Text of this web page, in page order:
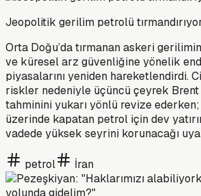
Jeopolitik gerilim petrolü
Orta Doğu’da tırmanan askeri
ve küresel arz güvenliğine yönelik
piyasalarını yeniden hareketlendirdi.
riskler nedeniyle üçüncü çeyrek
tahminini yukarı yönlü revize ederken;
üzerinde kapatan petrol için dev
vadede yüksek seyrini korunacağı
petrol İran